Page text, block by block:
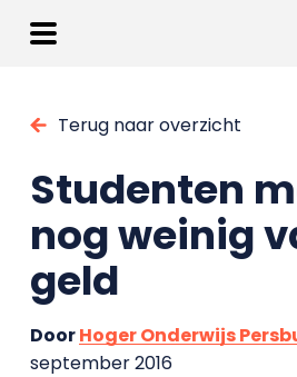
Terug naar overzicht
Studenten
nog weinig
geld
DoorHoger Onderwijs
september 2016